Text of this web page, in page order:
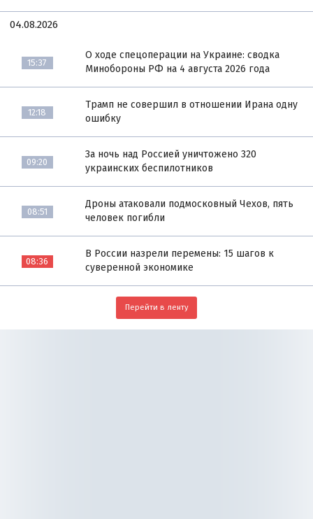
04.08.2026
15:37
О ходе спецоперации на Украине: сводка
Минобороны РФ на 4 августа 2026 года
12:18
Трамп не совершил в отношении Ирана одну
ошибку
09:20
За ночь над Россией уничтожено 320
украинских беспилотников
08:51
Дроны атаковали подмосковный Чехов, пять
человек погибли
08:36
В России назрели перемены: 15 шагов к
суверенной экономике
Перейти в ленту